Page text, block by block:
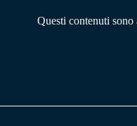
Questi contenuti